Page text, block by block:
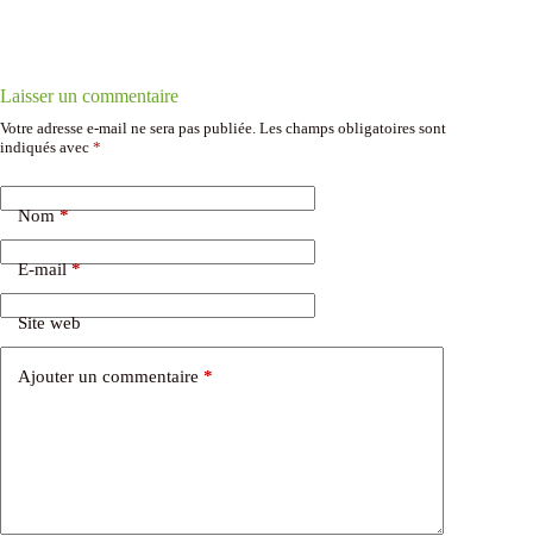
Laisser un commentaire
Votre adresse e-mail ne sera pas publiée. Les champs obligatoires sont
indiqués avec *
Nom*
E-mail*
Site web
Ajouter un commentaire *